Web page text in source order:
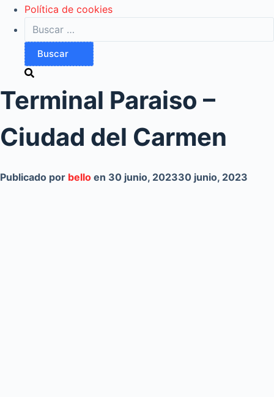
Política de cookies
Buscar:
Terminal Paraiso –
Ciudad del Carmen
Publicado por bello en 30 junio, 202330 junio, 2023